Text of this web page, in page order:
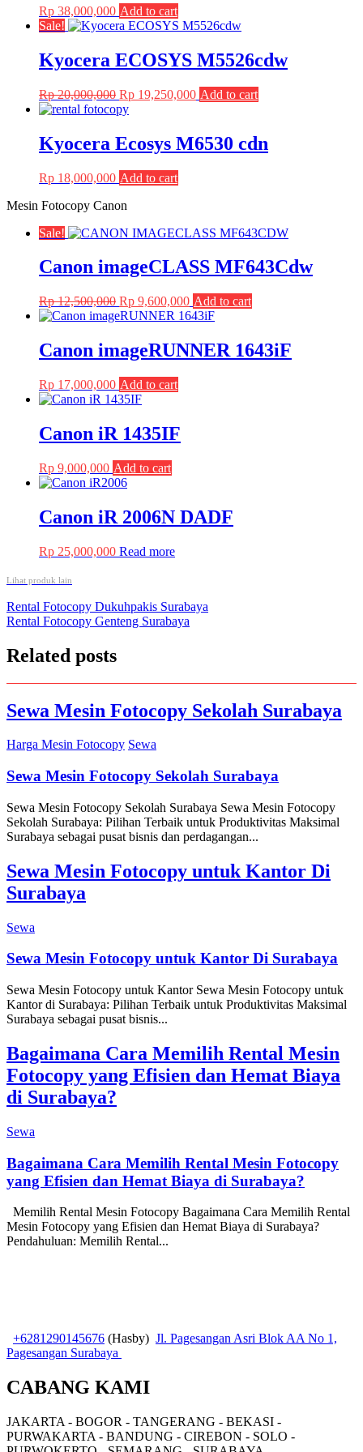
Rp 38,000,000 Add to cart
Sale!
Kyocera ECOSYS M5526cdw
Rp20,000,000 Original
price
Rp 20,000,000.
Rp 19,250,000Current
Rp 19,250,000.
Add to cart
Kyocera Ecosys M6530 cdn
Rp 18,000,000 Add to cart
Mesin Fotocopy Canon
Sale!
Canon imageCLASS MF643Cdw
Rp12,500,000 Original
price
Rp 12,500,000.
Rp 9,600,000Current
price
Rp 9,600,000.
Add to cart
Canon imageRUNNER 1643iF
Rp 17,000,000 Add to cart
Canon iR 1435IF
Rp 9,000,000 Add to cart
Canon iR 2006N DADF
Rp 25,000,000 Read more
Lihat produk lain
Post
navigation
Rental Fotocopy Dukuhpakis Surabaya
Rental Fotocopy Genteng Surabaya
Related posts
Sewa Mesin Fotocopy Sekolah Surabaya
Harga Mesin Fotocopy Sewa
Sewa Mesin Fotocopy Sekolah Surabaya
Sewa Mesin Fotocopy Sekolah Surabaya Sewa Mesin Fotocopy
Sekolah Surabaya: Pilihan Terbaik untuk Produktivitas Maksimal
Surabaya sebagai pusat bisnis dan perdagangan...
Sewa Mesin Fotocopy untuk Kantor Di
Surabaya
Sewa
Sewa Mesin Fotocopy untuk Kantor Di Surabaya
Sewa Mesin Fotocopy untuk Kantor Sewa Mesin Fotocopy untuk
Kantor di Surabaya: Pilihan Terbaik untuk Produktivitas Maksimal
Surabaya sebagai pusat bisnis...
Bagaimana Cara Memilih Rental Mesin
Fotocopy yang Efisien dan Hemat Biaya
di Surabaya?
Sewa
Bagaimana Cara Memilih Rental Mesin Fotocopy
yang Efisien dan Hemat Biaya di Surabaya?
Memilih Rental Mesin Fotocopy Bagaimana Cara Memilih Rental
Mesin Fotocopy yang Efisien dan Hemat Biaya di Surabaya?
Pendahuluan: Memilih Rental...
+6281290145676 (Hasby) Jl. Pagesangan Asri Blok AA No 1,
Pagesangan Surabaya
CABANG KAMI
JAKARTA - BOGOR - TANGERANG - BEKASI -
PURWAKARTA - BANDUNG - CIREBON - SOLO -